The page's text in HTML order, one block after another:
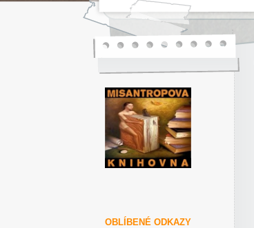
OBLÍBENÉ ODKAZY